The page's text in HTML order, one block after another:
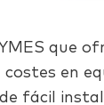
que
en
de fácil